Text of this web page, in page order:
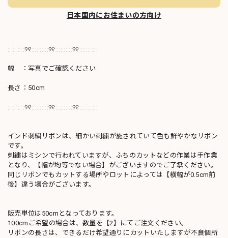
日本国内にお住まいの方向け
::::::::::୨୧::::::::::୨୧::::::::::୨୧:::::::::::
幅 ：写真でご確認ください
長さ：50cm
::::::::::୨୧::::::::::୨୧::::::::::୨୧:::::::::::
インド刺繍リボンは、細かい刺繍が施されていて色も鮮やかなリボン
です。
刺繍はミシンで行われていますが、ふちのカットなどの作業は手作業
となり、【幅が均等でない場合】がございますのでご了承ください。
同じリボンでもカットする場所やロットによっては【横幅が0.5cm前
後】違う場合がございます。
販売単位は50cmとなっております。
100cmご希望の場合は、数量を【2】にてご注文ください。
リボンの長さは、できるだけ希望通りにカットいたしますが不良個所